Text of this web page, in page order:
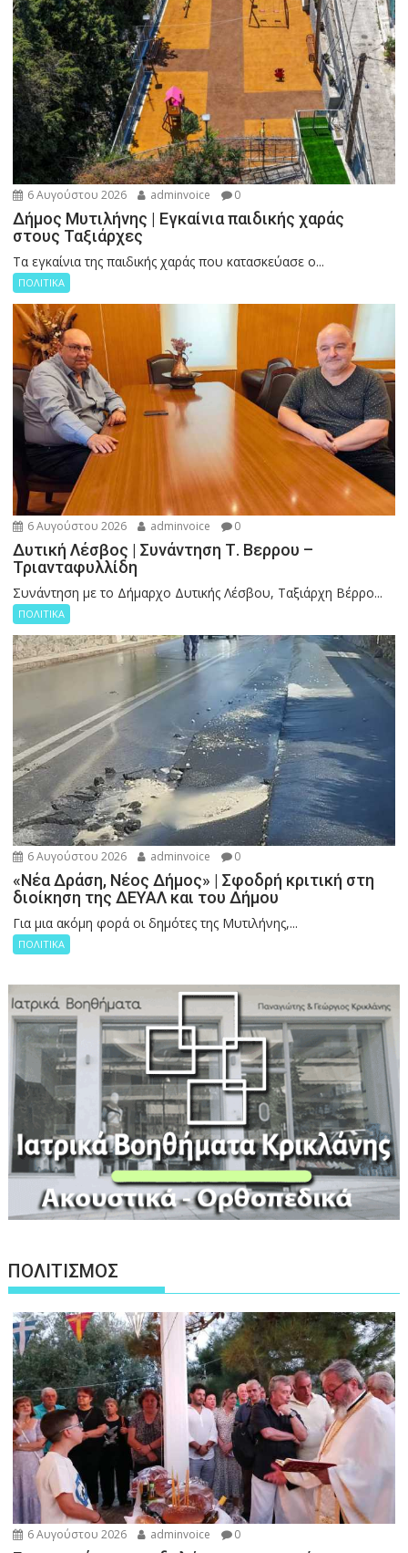
6 Αυγούστου 2026 adminvoice 0
Δήμος Μυτιλήνης | Εγκαίνια παιδικής χαράς
στους Ταξιάρχες
Tα εγκαίνια της παιδικής χαράς που κατασκεύασε ο...
ΠΟΛΙΤΙΚΑ
6 Αυγούστου 2026 adminvoice 0
Δυτική Λέσβος | Συνάντηση Τ. Βερρου –
Τριανταφυλλίδη
Συνάντηση με το Δήμαρχο Δυτικής Λέσβου, Ταξιάρχη Βέρρο...
ΠΟΛΙΤΙΚΑ
6 Αυγούστου 2026 adminvoice 0
«Νέα Δράση, Νέος Δήμος» | Σφοδρή κριτική στη
διοίκηση της ΔΕΥΑΛ και του Δήμου
Για μια ακόμη φορά οι δημότες της Μυτιλήνης,...
ΠΟΛΙΤΙΚΑ
ΠΟΛΙΤΙΣΜΟΣ
6 Αυγούστου 2026 adminvoice 0